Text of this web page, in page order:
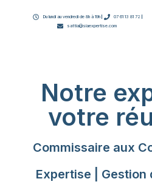
Du lundi au vendredi de 8h à 19h
07 61 13 81 72
sattia@siaexpertise.com
Notre
votre
Commissaire aux
Expertise | Gestion